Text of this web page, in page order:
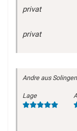
privat
privat
Andreaus Solingen
Lage